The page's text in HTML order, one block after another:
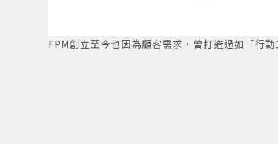
FPM創立至今也因為顧客需求，曾打造過如「行